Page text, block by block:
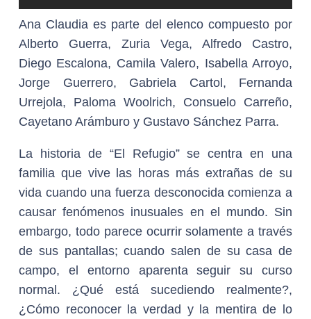
Ana Claudia es parte del elenco compuesto por
Alberto Guerra, Zuria Vega, Alfredo Castro,
Diego Escalona, Camila Valero, Isabella Arroyo,
Jorge Guerrero, Gabriela Cartol, Fernanda
Urrejola, Paloma Woolrich, Consuelo Carreño,
Cayetano Arámburo y Gustavo Sánchez Parra.
La historia de “El Refugio” se centra en una
familia que vive las horas más extrañas de su
vida cuando una fuerza desconocida comienza a
causar fenómenos inusuales en el mundo. Sin
embargo, todo parece ocurrir solamente a través
de sus pantallas; cuando salen de su casa de
campo, el entorno aparenta seguir su curso
normal. ¿Qué está sucediendo realmente?,
¿Cómo reconocer la verdad y la mentira de lo